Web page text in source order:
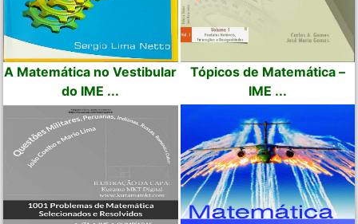
A Matemática no Vestibular
do IME ...
Tópicos de Matemática –
IME ...